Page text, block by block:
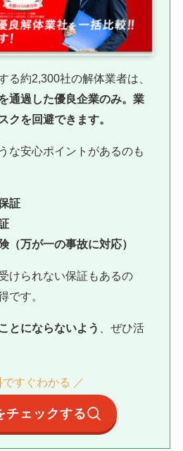
る約2,300社の解体業者は、
通過した優良企業のみ。業
クを回避できます。
な安心ポイントがあるのも
証
万が一の事故に対応）
けられない保証もあるの
です。
とにならないよう
、ぜひ活
ですぐわかる ／
チェックする